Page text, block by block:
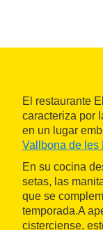
El restaurante
caracteriza por
en un lugar
Vallbona de les
En su cocina
setas, las
que se
temporada.A
cisterciense,